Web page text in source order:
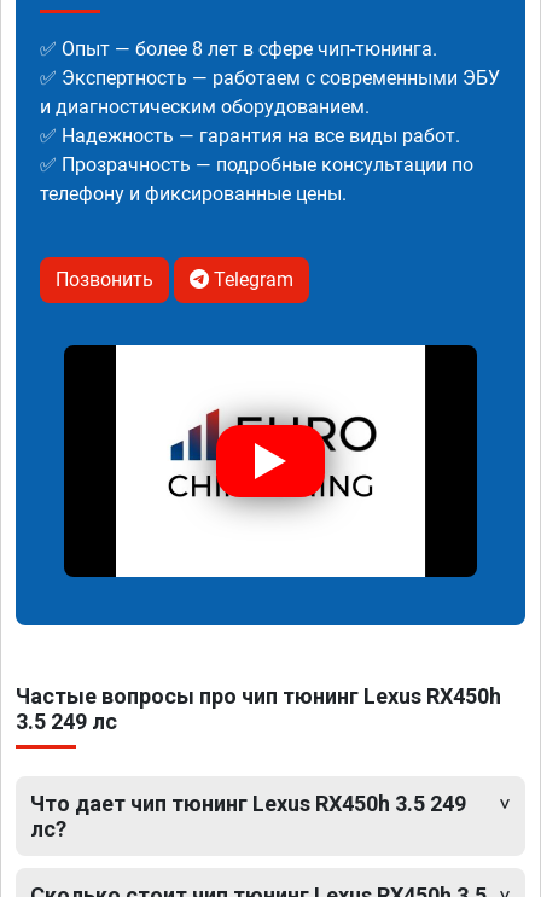
✅ Опыт — более 8 лет в сфере чип-тюнинга.
✅ Экспертность — работаем с современными ЭБУ
и диагностическим оборудованием.
✅ Надежность — гарантия на все виды работ.
✅ Прозрачность — подробные консультации по
телефону и фиксированные цены.
Позвонить Telegram
Частые вопросы про чип тюнинг Lexus RX450h
3.5 249 лс
Что дает чип тюнинг Lexus RX450h 3.5 249
лс?